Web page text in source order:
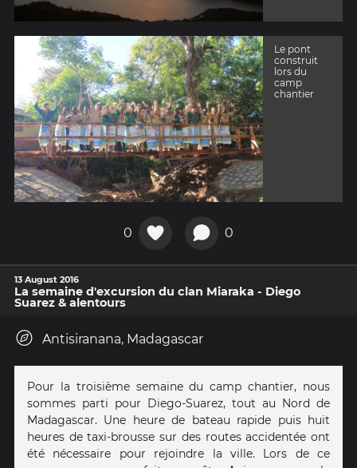
Le pont
construit
lors du
camp
chantier
0 0
13 August 2016
La semaine d'excursion du clan Miaraka - Diego
Suarez & alentours
Antisiranana, Madagascar
Pour la troisième semaine du camp chantier, nous
sommes parti pour Diego-Suarez, tout au Nord de
Madagascar. Une heure de bateau rapide puis huit
heures de taxi-brousse sur des routes accidentée ont
été nécessaire pour rejoindre la ville. Lors de ce